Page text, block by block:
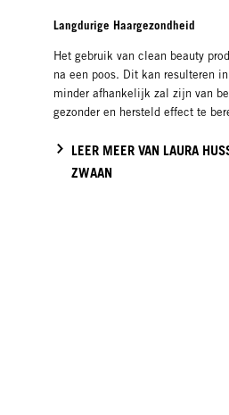
Langdurige Haargezondheid
Het gebruik van clean beauty
na een poos. Dit kan resulteren
minder afhankelijk zal zijn van
gezonder en hersteld effect te
LEER MEER VAN LAURA
ZWAAN